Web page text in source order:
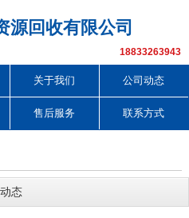
源回收有限公司
18833263943
关于我们 公司动态
售后服务 联系方式
态